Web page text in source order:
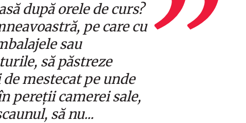
după orele de curs?
pe care cu
sau
să păstreze
mestecat pe unde
pereții camerei sale,
să nu...